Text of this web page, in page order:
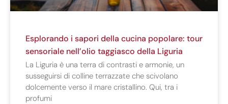
Esplorando i sapori della cucina popolare: tour
sensoriale nell’olio taggiasco della Liguria
La Liguria è una terra di contrasti e armonie, un
susseguirsi di colline terrazzate che scivolano
dolcemente verso il mare cristallino. Qui, tra i
profumi